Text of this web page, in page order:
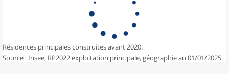
Résidences principales construites avant 2020.
Source : Insee, RP2022 exploitation principale, géographie au 01/01/2025.